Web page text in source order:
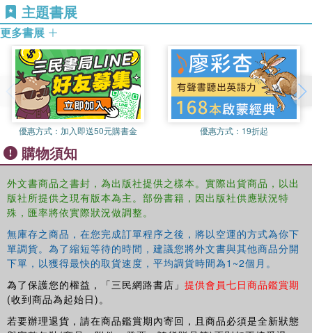
describes and analyses how they have responded to these
challenges since 1990 and especially in the past decade.
In particular, it focuses attention on new types of labour
movement organisation and mobilisation that are not
simply defensive reactions but are offensive and
innovative responses that compel corporations to behave
more responsively and responsibly towards employees
and society at large.
This book will be of interest to students and scholars of
globalisation, political economy, labour politics,
economics, Marxism and sociology of work.
主題書展
更多書展
優惠方式： 加入即送50元購書金 優惠方式： 19折起
購物須知
外文書商品之書封，為出版社提供之樣本。實際出貨商品，以出
版社所提供之現有版本為主。部份書籍，因出版社供應狀況特
殊，匯率將依實際狀況做調整。
無庫存之商品，在您完成訂單程序之後，將以空運的方式為你下
單調貨。為了縮短等待的時間，建議您將外文書與其他商品分開
下單，以獲得最快的取貨速度，平均調貨時間為1~2個月。
為了保護您的權益，「三民網路書店」 提供會員七日商品鑑賞期
(收到商品為起始日)。
若要辦理退貨，請在商品鑑賞期內寄回，且商品必須是全新狀態